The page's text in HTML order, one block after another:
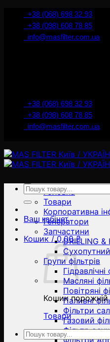
İçeriğe+38 (068) 698 32 93
+38 (098) 608 78 85
info@masfilter.com.ua
+38 (068) 698 32 93
+38 (098) 608 78 85
info@masfilter.com.ua
Головна
Товари
Корпоративна
Генератори
Запчастини
DRILLING &
Групи фільтрів
Гідравлічні
Масляні
Повітряні
Паливні
Фільтри
Газовий
Фільтр
Фільтри
Ara:
Ваш кабінет
Кошик /0,00₴
Кошик порожній
Товари
Ara: